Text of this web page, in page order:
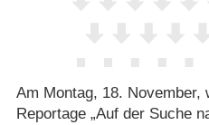
Am Montag, 18. November,
Reportage „Auf der Suche